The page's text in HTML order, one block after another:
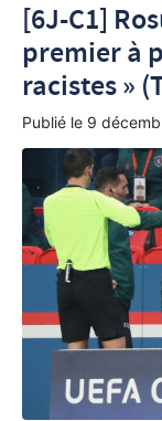
[6J-C1]
premier à
racistes »
Publié le 9